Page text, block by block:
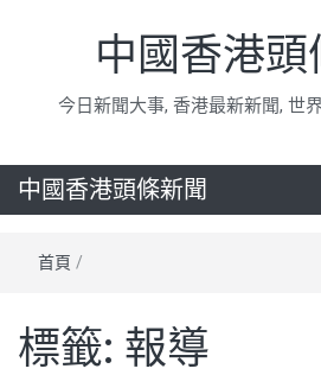
中國香港頭
今日新聞大事, 香港最新新聞, 世
中國香港頭條新聞
首頁 /
標籤: 報導